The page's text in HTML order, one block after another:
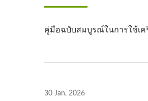
คู่มือฉบับสมบูรณ์ในการใช้เครื่
30 Jan, 2026